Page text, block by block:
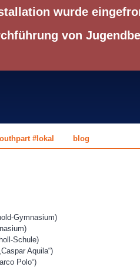
wurde
von
#lokal blog
Gymnasium)
Schule)
Aquila“)
Polo“)